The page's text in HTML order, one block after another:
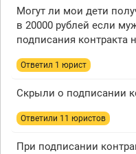
Могут ли мои дети
в 20000 рублей если
подписания контракта
Ответил 1 юрист
Скрыли о подписании
Ответили 11 юристов
При подписании